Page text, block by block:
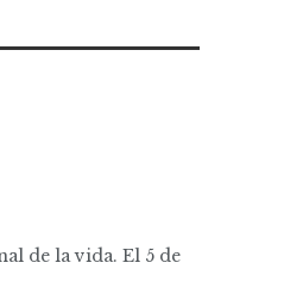
de la vida. El 5 de